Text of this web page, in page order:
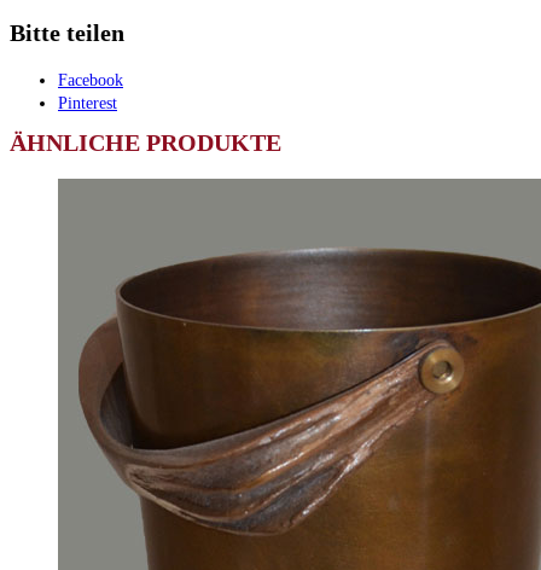
Bitte teilen
Facebook
Pinterest
ÄHNLICHE PRODUKTE